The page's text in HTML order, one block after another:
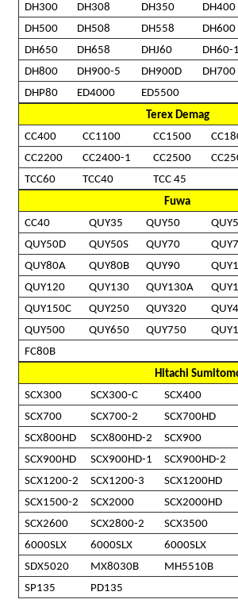
DH300 DH308 DH350 DH400
DH500
DH508 DH558 DH600
DH650
DH658 DHJ60 DH60-
DH800
DH900-5 DH900D DH700
DHP80
ED4000
ED5500
Terex Demag
CC400
CC1100 CC1500
CC2200
CC2400-1 CC2500
TCC60
TCC40
TCC 45
Fuwa
CC40
QUY35 QUY50
QUY50D
QUY50S QUY70
QUY80A
QUY80B QUY90
QUY120
QUY130 QUY130A
QUY150C
QUY250 QUY320
QUY500
QUY650 QUY750
FC80B
Hitachi
SCX300
SCX300-C SCX400
SCX700
SCX700-2 SCX700HD
SCX800HD
SCX800HD-2 SCX900
SCX900HD
SCX900HD-1 SCX900HD-2
SCX1200-2
SCX1200-3 SCX1200HD
SCX1500-2
SCX2000 SCX2000HD
SCX2600
SCX2800-2 SCX3500
6000SLX
6000SLX 6000SLX
SDX5020
MX8030B MH5510B
SP135
PD135